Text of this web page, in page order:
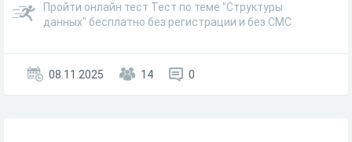
Пройти онлайн тест Тест по теме "Структуры
данных" бесплатно без регистрации и без СМС
08.11.2025 14 0